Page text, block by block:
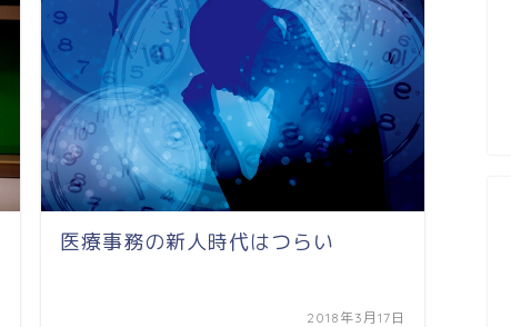
医療事務の新人時代はつらい
2018年3月17日